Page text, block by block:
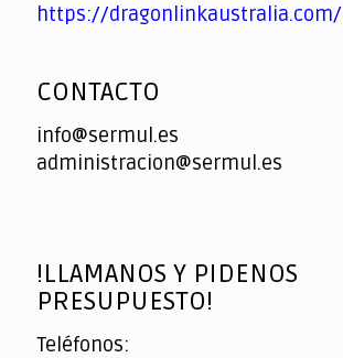
https://dragonlinkaustralia.com/
CONTACTO
info@sermul.es
administracion@sermul.es
!LLAMANOS Y PIDENOS
PRESUPUESTO!
Teléfonos: